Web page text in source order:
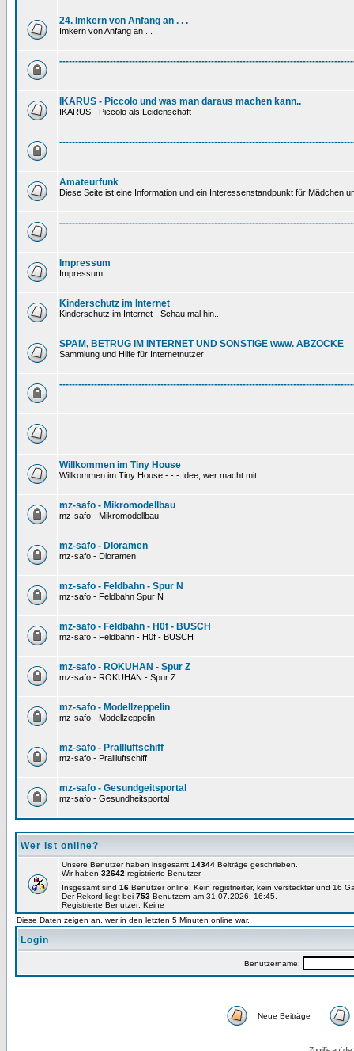
24. Imkern von Anfang an . . .
Imkern von Anfang an . . .
IKARUS - Piccolo und was man daraus machen kann..
IKARUS - Piccolo als Leidenschaft
Amateurfunk
Diese Seite ist eine Information und ein Interessenstandpunkt für Mädchen
Impressum
Impressum
Kinderschutz im Internet
Kinderschutz im Internet - Schau mal hin...
SPAM, BETRUG IM INTERNET UND SONSTIGE www. ABZOCKE
Sammlung und Hilfe für Internetnutzer
Willkommen im Tiny House
Willkommen im Tiny House - - - Idee, wer macht mit.
mz-safo - Mikromodellbau
mz-safo - Mikromodellbau
mz-safo - Dioramen
mz-safo - Dioramen
mz-safo - Feldbahn - Spur N
mz-safo - Feldbahn Spur N
mz-safo - Feldbahn - H0f - BUSCH
mz-safo - Feldbahn - H0f - BUSCH
mz-safo - ROKUHAN - Spur Z
mz-safo - ROKUHAN - Spur Z
mz-safo - Modellzeppelin
mz-safo - Modellzeppelin
mz-safo - Prallluftschiff
mz-safo - Prallluftschiff
mz-safo - Gesundgeitsportal
mz-safo - Gesundheitsportal
Wer ist online?
Unsere Benutzer haben insgesamt 14344 Beiträge geschrieben.
Wir haben 32642 registrierte Benutzer.
Insgesamt sind 16 Benutzer online: Kein registrierter, kein versteckter und 16
Der Rekord liegt bei 753 Benutzern am 31.07.2026, 16:45.
Registrierte Benutzer: Keine
Diese Daten zeigen an, wer in den letzten 5 Minuten online war.
Login
Benutzername:
Neue Beiträge